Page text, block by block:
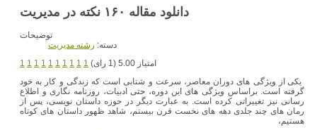
دانلود مقاله ۱۶۰ نکته در مدیریت
توضیحات
دسته: رشته مديريت
1 1 1 1 1 1 1 1 1 1
امتیاز 5.00 (1 رای)
یکی از ویژگی های دوران معاصر، سرعت و شتابی است که زندگی و کار به خود
گرفته است. براساس ویژگی های این دوره، حتی ادبیات، روزنامه نگاری و اطلاع
رسانی نیز تغییراتی کرده است. به عبارت دیگر در حوزه داستان نویسی، پس از
رمان های چند جلدی دهه های نخست قرن بیستم، شاهد ظهور داستان های کوتاه
هستیم،